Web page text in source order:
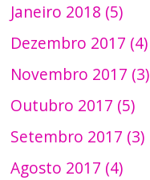
Janeiro 2018 (5)
Dezembro 2017 (4)
Novembro 2017 (3)
Outubro 2017 (5)
Setembro 2017 (3)
Agosto 2017 (4)